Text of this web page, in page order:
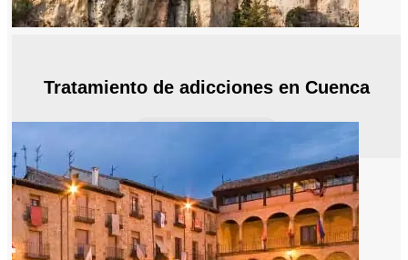
Tratamiento de adicciones en Cuenca